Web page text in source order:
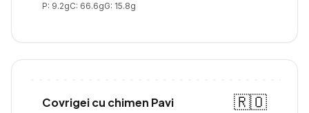
P: 9.2gC: 66.6gG: 15.8g
Covrigei cu chimen Pavi
🇷🇴